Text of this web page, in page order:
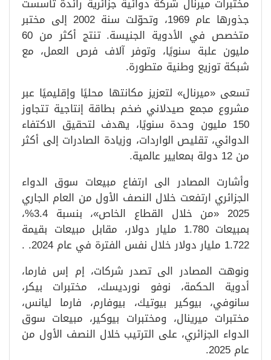
جذورها عام 1969، وتحوّلت سنة 2002 إلى مختبر
متخصص في الأدوية الجنيسة. تنتج أكثر من 60
مليون علبة سنويًا، وتوفر آلاف فرص العمل، مع
شبكة توزيع وطنية متطورة.
تسعى «ميرنال» لتعزيز مكانتها محليًا وإقليميًا عبر
مشروع مجمع صيدلاني ضخم بطاقة إنتاجية تتجاوز
150 مليون وحدة سنويًا، يهدف لتحقيق الاكتفاء
الدوائي، تقليص الواردات، وزيادة الصادرات إلى أكثر
من 12 دولة بمعايير عالمية.
وأشارت المصادر الى ارتفاع مبيعات سوق الدواء
الجزائري ارتفعت خلال النصف الأول من العام الجاري
2025 «من خلال القطاع الخاص»، بنسبة 3.4%،
بمبيعات 1.780 مليار دولار، مقابل مبيعات بقيمة
1.722 مليار دولار خلال نفس الفترة في عام 2024. .
ونوهت المصادر الى تصدر شركات، إم إس فارما،
أدوية الحكمة، نوفو نورديسك، مختبرات بيكر،
سانوفي، بيوكير بيوتيك، بيوفارم، فارما ليانس،
مختبرات ميرينال، ومختبرات بيوكير، مبيعات سوق
الدواء الجزائري، على الترتيب خلال النصف الأول من
عام 2025.